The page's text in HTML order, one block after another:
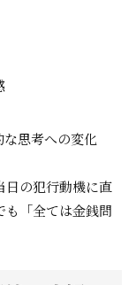
思考への変化
日の犯行動機に直
も「全ては金銭問